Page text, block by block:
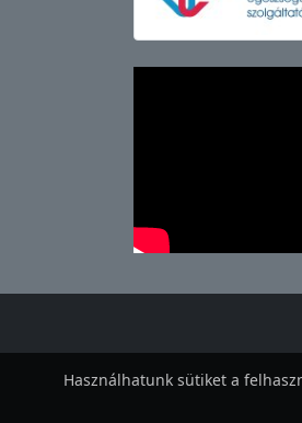
Használhatunk sütiket a